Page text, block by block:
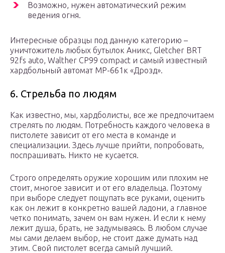
Возможно, нужен автоматический режим
ведения огня.
Интересные образцы под данную категорию –
уничтожитель любых бутылок Аникс, Gletcher BRT
92fs auto, Walther CP99 compact и самый известный
хардбольный автомат МР-661к «Дрозд».
6. Стрельба по людям
Как известно, мы, хардболисты, все же предпочитаем
стрелять по людям. Потребность каждого человека в
пистолете зависит от его места в команде и
специализации. Здесь лучше прийти, попробовать,
поспрашивать. Никто не кусается.
Строго определять оружие хорошим или плохим не
стоит, многое зависит и от его владельца. Поэтому
при выборе следует пощупать все руками, оценить
как он лежит в конкретно вашей ладони, а главное
четко понимать, зачем он вам нужен. И если к нему
лежит душа, брать, не задумываясь. В любом случае
мы сами делаем выбор, не стоит даже думать над
этим. Свой пистолет всегда самый лучший.